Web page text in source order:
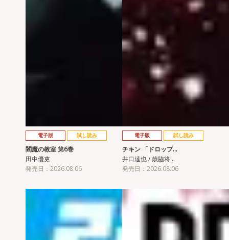
電子版 試し読み
閻魔の教室 第6巻
田中優吏
発売日：2026.08.06
電子版 試し読み
チキン 「ドロップ…
井口達也 / 歳脇将…
発売日：2026.08.06